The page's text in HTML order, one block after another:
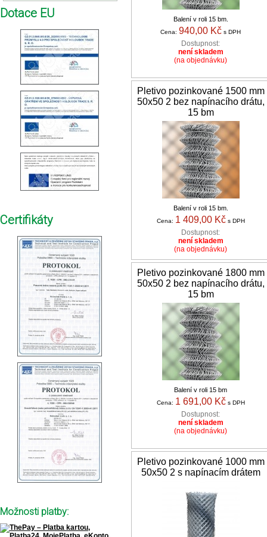
Balení v roli 15 bm.
Cena: 940,00 Kč s DPH
Dostupnost:
není skladem
(na objednávku)
Pletivo pozinkované 1500 mm
50x50 2 bez napínacího drátu,
15 bm
Balení v roli 15 bm.
Cena: 1 409,00 Kčs DPH
Dostupnost:
není skladem
(na objednávku)
Pletivo pozinkované 1800 mm
50x50 2 bez napínacího drátu,
15 bm
Balení v roli 15 bm
Cena: 1 691,00 Kčs DPH
Dostupnost:
není skladem
(na objednávku)
Pletivo pozinkované 1000 mm
50x50 2 s napínacím drátem
Dotace EU
Certifikáty
Možnosti platby: